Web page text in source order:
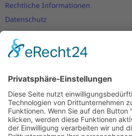
Rechtliche Informationen
Datenschutz
Nutzungsbedingungen
Versand- und Zahlungsbedingungen
Cookie-Einstellungen
Newsletter
Verpassen Sie keine Neuigkeiten,
Angebote und Gutscheine!